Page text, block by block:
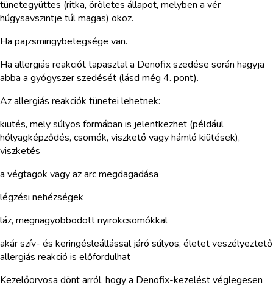
tünetegyüttes (ritka, öröletes állapot, melyben a vér
húgysavszintje túl magas) okoz.
Ha pajzsmirigybetegsége van.
Ha allergiás reakciót tapasztal a Denofix szedése során hagyja
abba a gyógyszer szedését (lásd még 4. pont).
Az allergiás reakciók tünetei lehetnek:
kiütés, mely súlyos formában is jelentkezhet (például
hólyagképződés, csomók, viszkető vagy hámló kiütések),
viszketés
a végtagok vagy az arc megdagadása
légzési nehézségek
láz, megnagyobbodott nyirokcsomókkal
akár szív- és keringésleállással járó súlyos, életet veszélyeztető
allergiás reakció is előfordulhat
Kezelőorvosa dönt arról, hogy a Denofix-kezelést véglegesen